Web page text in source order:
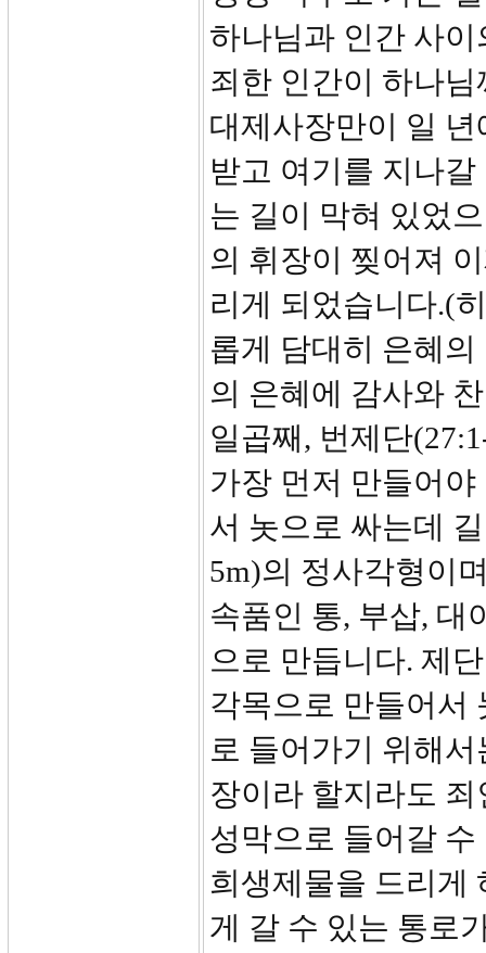
하나님과 인간 사
죄한 인간이 하나
대제사장만이 일
받고 여기를 지나
는 길이 막혀 있었
의 휘장이 찢어져
리게 되었습니다.(
롭게 담대히 은혜
의 은혜에 감사와
일곱째, 번제단
가장 먼저 만들어
서 놋으로 싸는데
5m)의 정사각형이
속품인 통, 부삽, 대
으로 만듭니다. 제
각목으로 만들어서
로 들어가기 위해
장이라 할지라도
성막으로 들어갈
희생제물을 드리게
게 갈 수 있는 통로